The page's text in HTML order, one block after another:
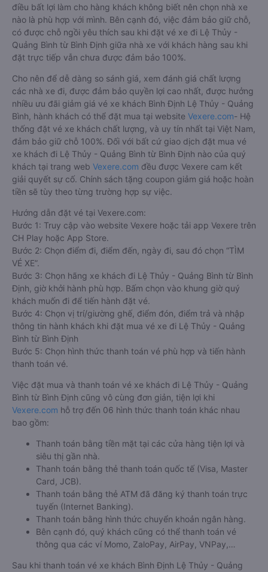
điều bất lợi làm cho hàng khách không biết nên chọn nhà xe
nào là phù hợp với mình. Bên cạnh đó, việc đảm bảo giữ chỗ,
có được chỗ ngồi yêu thích sau khi đặt vé xe đi Lệ Thủy -
Quảng Bình từ Bình Định giữa nhà xe với khách hàng sau khi
đặt trực tiếp vẫn chưa được đảm bảo 100%.
Cho nên để dễ dàng so sánh giá, xem đánh giá chất lượng
các nhà xe đi, được đảm bảo quyền lợi cao nhất, được hưởng
nhiều ưu đãi giảm giá vé xe khách Bình Định Lệ Thủy - Quảng
Bình, hành khách có thể đặt mua tại website Vexere.com- Hệ
thống đặt vé xe khách chất lượng, và uy tín nhất tại Việt Nam,
đảm bảo giữ chỗ 100%. Đối với bất cứ giao dịch đặt mua vé
xe khách đi Lệ Thủy - Quảng Bình từ Bình Định nào của quý
khách tại trang web Vexere.com đều được Vexere cam kết
giải quyết sự cố. Chính sách tặng coupon giảm giá hoặc hoàn
tiền sẽ tùy theo từng trường hợp sự việc.
Hướng dẫn đặt vé tại Vexere.com:
Bước 1: Truy cập vào website Vexere hoặc tải app Vexere trên
CH Play hoặc App Store.
Bước 2: Chọn điểm đi, điểm đến, ngày đi, sau đó chọn “TÌM
VÉ XE”.
Bước 3: Chọn hãng xe khách đi Lệ Thủy - Quảng Bình từ Bình
Định, giờ khởi hành phù hợp. Bấm chọn vào khung giờ quý
khách muốn đi để tiến hành đặt vé.
Bước 4: Chọn vị trí/giường ghế, điểm đón, điểm trả và nhập
thông tin hành khách khi đặt mua vé xe đi Lệ Thủy - Quảng
Bình từ Bình Định
Bước 5: Chọn hình thức thanh toán vé phù hợp và tiến hành
thanh toán vé.
Việc đặt mua và thanh toán vé xe khách đi Lệ Thủy - Quảng
Bình từ Bình Định cũng vô cùng đơn giản, tiện lợi khi
Vexere.com hỗ trợ đến 06 hình thức thanh toán khác nhau
bao gồm:
Thanh toán bằng tiền mặt tại các cửa hàng tiện lợi và
siêu thị gần nhà.
Thanh toán bằng thẻ thanh toán quốc tế (Visa, Master
Card, JCB).
Thanh toán bằng thẻ ATM đã đăng ký thanh toán trực
tuyến (Internet Banking).
Thanh toán bằng hình thức chuyển khoản ngân hàng.
Bên cạnh đó, quý khách cũng có thể thanh toán vé
thông qua các ví Momo, ZaloPay, AirPay, VNPay,…
Sau khi thanh toán vé xe khách Bình Định Lệ Thủy - Quảng